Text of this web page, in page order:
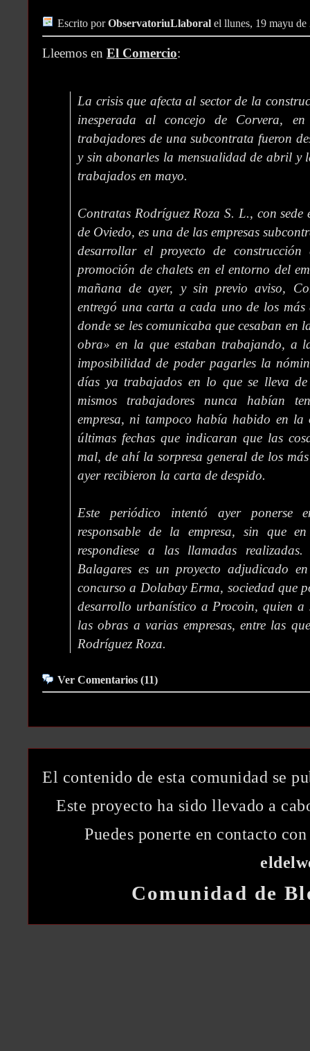
Escrito porObservatoriuLlaboral el llunes, 19 mayu de
Lleemos en El Comercio:
La crisis que afecta al sector de la
inesperada al concejo de Corvera,
trabajadores de una subcontrata fueron
y sin abonarles la mensualidad de abril y
trabajados en mayo.
Contratas Rodríguez Roza S. L., con
de Oviedo, es una de las empresas
desarrollar el proyecto de
promoción de chalets en el entorno del
mañana de ayer, y sin previo aviso,
entregó una carta a cada uno de los más
donde se les comunicaba que cesaban en
obra» en la que estaban trabajando, a
imposibilidad de poder pagarles la
días ya trabajados en lo que se lleva de
mismos trabajadores nunca habían
empresa, ni tampoco había habido en la
últimas fechas que indicaran que las
mal, de ahí la sorpresa general de los
ayer recibieron la carta de despido.
Este periódico intentó ayer ponerse
responsable de la empresa, sin que
respondiese a las llamadas
Balagares es un proyecto adjudicado
concurso a Dolabay Erma, sociedad que
desarrollo urbanístico a Procoin, quien a
las obras a varias empresas, entre las
Rodríguez Roza.
Ver Comentarios (11)
El contenido de esta comunidad se
Este proyecto ha sido llevado a
Puedes ponerte en contacto
Comunidad de